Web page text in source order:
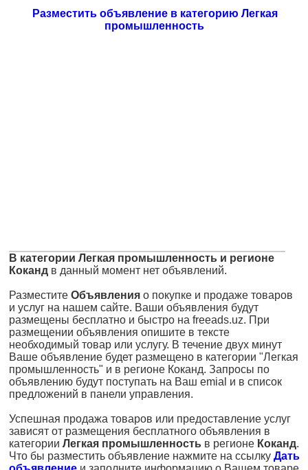
Разместить объявление в категорию Легкая
промышленность
В категории Легкая промышленность и регионе
Коканд в данный момент нет объявлений.
Разместите Объявления о покупке и продаже товаров
и услуг на нашем сайте. Ваши объявления будут
размещены бесплатно и быстро на freeads.uz. При
размещении объявления опишите в тексте
необходимый товар или услугу. В течение двух минут
Ваше объявление будет размещено в категории "Легкая
промышленность" и в регионе Коканд. Запросы по
объявлению будут поступать на Ваш emial и в список
предложений в панели управления.
Успешная продажа товаров или предоставление услуг
зависят от размещения бесплатного объявления в
категории Легкая промышленность в регионе Коканд.
Что бы разместить объявление нажмите на ссылку Дать